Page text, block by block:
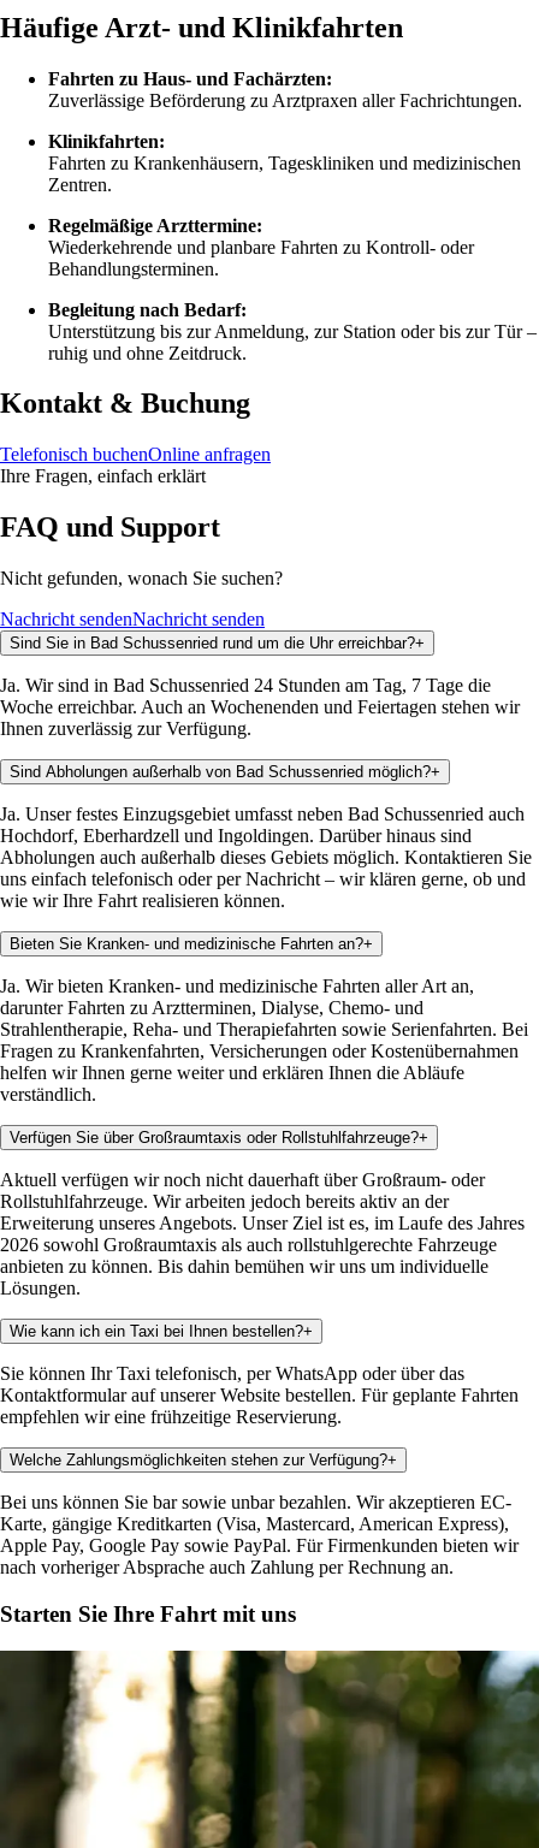
Häufige Arzt- und Klinikfahrten
Fahrten zu Haus- und Fachärzten:
Zuverlässige Beförderung zu Arztpraxen aller Fachrichtungen.
Klinikfahrten:
Fahrten zu Krankenhäusern, Tageskliniken und medizinischen
Zentren.
Regelmäßige Arzttermine:
Wiederkehrende und planbare Fahrten zu Kontroll- oder
Behandlungsterminen.
Begleitung nach Bedarf:
Unterstützung bis zur Anmeldung, zur Station oder bis zur Tür –
ruhig und ohne Zeitdruck.
Kontakt & Buchung
Telefonisch buchenOnline anfragen
Ihre Fragen, einfach erklärt
FAQ und Support
Nicht gefunden, wonach Sie suchen?
Nachricht sendenNachricht senden
Sind Sie in Bad Schussenried rund um die Uhr erreichbar?+
Ja. Wir sind in Bad Schussenried 24 Stunden am Tag, 7 Tage die
Woche erreichbar. Auch an Wochenenden und Feiertagen stehen wir
Ihnen zuverlässig zur Verfügung.
Sind Abholungen außerhalb von Bad Schussenried möglich?+
Ja. Unser festes Einzugsgebiet umfasst neben Bad Schussenried auch
Hochdorf, Eberhardzell und Ingoldingen. Darüber hinaus sind
Abholungen auch außerhalb dieses Gebiets möglich. Kontaktieren Sie
uns einfach telefonisch oder per Nachricht – wir klären gerne, ob und
wie wir Ihre Fahrt realisieren können.
Bieten Sie Kranken- und medizinische Fahrten an?+
Ja. Wir bieten Kranken- und medizinische Fahrten aller Art an,
darunter Fahrten zu Arztterminen, Dialyse, Chemo- und
Strahlentherapie, Reha- und Therapiefahrten sowie Serienfahrten. Bei
Fragen zu Krankenfahrten, Versicherungen oder Kostenübernahmen
helfen wir Ihnen gerne weiter und erklären Ihnen die Abläufe
verständlich.
Verfügen Sie über Großraumtaxis oder Rollstuhlfahrzeuge?+
Aktuell verfügen wir noch nicht dauerhaft über Großraum- oder
Rollstuhlfahrzeuge. Wir arbeiten jedoch bereits aktiv an der
Erweiterung unseres Angebots. Unser Ziel ist es, im Laufe des Jahres
2026 sowohl Großraumtaxis als auch rollstuhlgerechte Fahrzeuge
anbieten zu können. Bis dahin bemühen wir uns um individuelle
Lösungen.
Wie kann ich ein Taxi bei Ihnen bestellen?+
Sie können Ihr Taxi telefonisch, per WhatsApp oder über das
Kontaktformular auf unserer Website bestellen. Für geplante Fahrten
empfehlen wir eine frühzeitige Reservierung.
Welche Zahlungsmöglichkeiten stehen zur Verfügung?+
Bei uns können Sie bar sowie unbar bezahlen. Wir akzeptieren EC-
Karte, gängige Kreditkarten (Visa, Mastercard, American Express),
Apple Pay, Google Pay sowie PayPal. Für Firmenkunden bieten wir
nach vorheriger Absprache auch Zahlung per Rechnung an.
Starten Sie Ihre Fahrt mit uns